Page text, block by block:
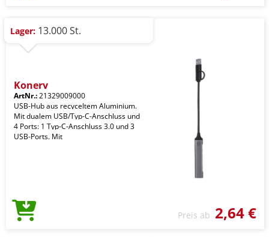
Lager: 13.000 St.
Konery
ArtNr.:21329009000
USB-Hub aus recyceltem Aluminium.
Mit dualem USB/Typ-C-Anschluss und
4 Ports: 1 Typ-C-Anschluss 3.0 und 3
USB-Ports. Mit
Preis ab 2,64 €